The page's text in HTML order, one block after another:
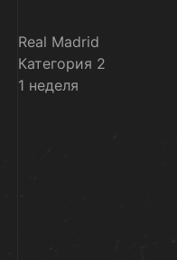
Real Madrid
Категория 2
1 неделя